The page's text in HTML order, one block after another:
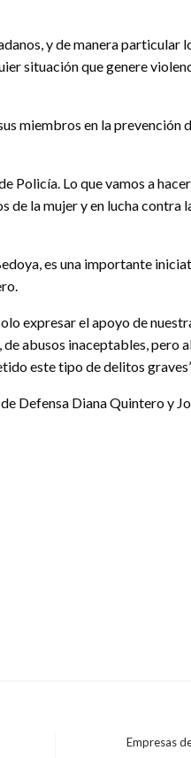
y de manera particular
situación que genere
miembros en la prevención
Lo que vamos a
la mujer y en lucha contra
es una importante
expresar el apoyo de
abusos inaceptables,
este tipo de delitos
Defensa Diana Quintero y
Empresas